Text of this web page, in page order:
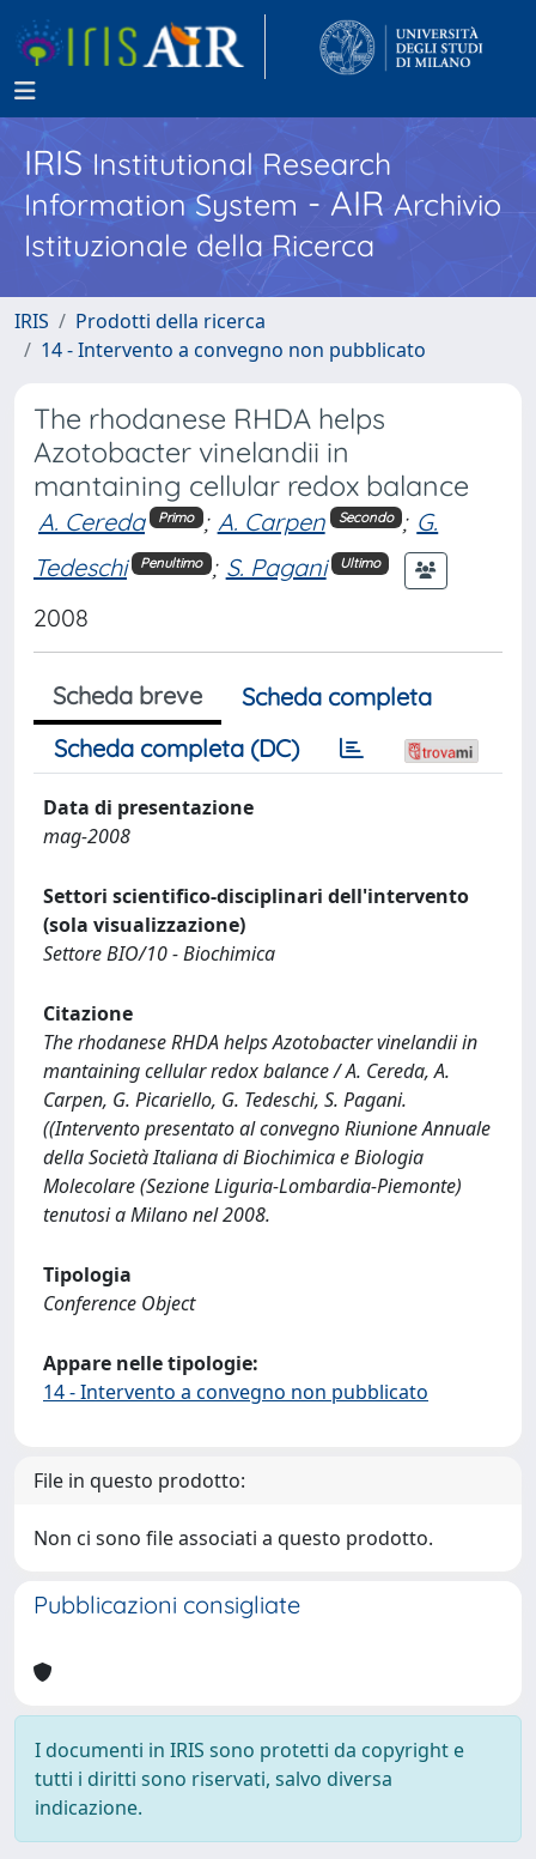
IRISInstitutional Research
Information System - AIR Archivio
Istituzionale della Ricerca
IRIS
Prodotti della ricerca
14 - Intervento a convegno non pubblicato
The rhodanese RHDA helps
Azotobacter vinelandii in
mantaining cellular redox balance
A. Cereda Primo ; A. Carpen Secondo ; G.
Tedeschi
Penultimo ; S. Pagani Ultimo
2008
Scheda breve
Scheda completa
Scheda completa (DC)
Data di presentazione
mag-2008
Settori scientifico-disciplinari dell'intervento
(sola visualizzazione)
Settore BIO/10 - Biochimica
Citazione
The rhodanese RHDA helps Azotobacter vinelandii in
mantaining cellular redox balance / A. Cereda, A.
Carpen, G. Picariello, G. Tedeschi, S. Pagani.
((Intervento presentato al convegno Riunione Annuale
della Società Italiana di Biochimica e Biologia
Molecolare (Sezione Liguria-Lombardia-Piemonte)
tenutosi a Milano nel 2008.
Tipologia
Conference Object
Appare nelle tipologie:
14 - Intervento a convegno non pubblicato
File in questo prodotto:
Non ci sono file associati a questo prodotto.
Pubblicazioni consigliate
I documenti in IRIS sono protetti da copyright e
tutti i diritti sono riservati, salvo diversa
indicazione.